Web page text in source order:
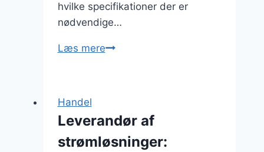
hvilke specifikationer der er
nødvendige…
Læs mereHvordan
om
pris
Handel
Leverandør af
strømløsninger: